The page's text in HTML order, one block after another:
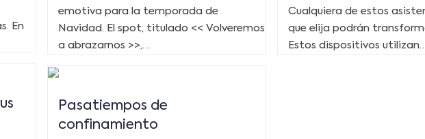
emotiva para la temporada de
Navidad. El spot, titulado << Volveremos
a abrazarnos >>,…
En
Cualquiera de estos
que elija podrán
Estos dispositivos
Pasatiempos de
confinamiento